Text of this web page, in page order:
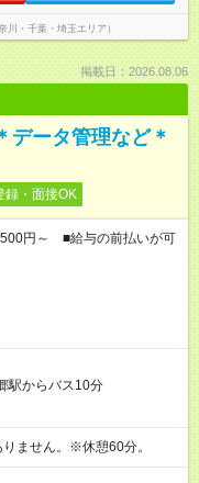
川・千葉・埼玉エリア）
掲載日：2026.08.06
データ管理など＊
録・面接OK
円～ ■給与の前払いが可
駅からバス10分
ません。※休憩60分。